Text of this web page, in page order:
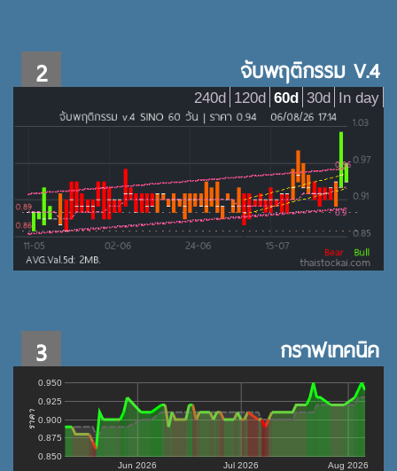
2 จับพฤติกรรม V.4
In day
30d
60d
120d
240d
3 กราฟเทคนิค
Jun 2026 Jul 2026 Aug 2026
0.850
0.875
0.900
0.925
0.950
ราคา